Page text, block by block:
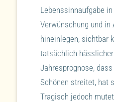
Lebenssinnaufgabe
Verwünschung und in
hineinlegen, sichtbar
tatsächlich
Jahresprognose,
Schönen streitet, hat
Tragisch jedoch